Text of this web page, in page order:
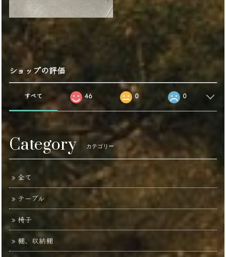
ショップの評価
すべて 46 0 0
Category カテゴリー
全て
テーブル
椅子
棚、収納棚